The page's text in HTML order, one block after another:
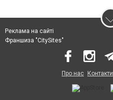
Реклама на сайті
Франшиза "CitySites"
Про нас Контакти